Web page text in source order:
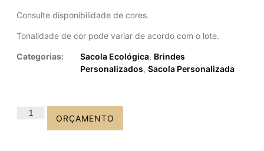
Consulte disponibilidade de cores.
Tonalidade de cor pode variar de acordo com o lote.
Categorias: Sacola Ecológica, Brindes
Personalizados, Sacola Personalizada
ORÇAMENTO